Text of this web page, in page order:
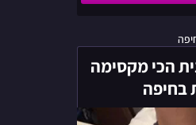
הכי מקסימה
בחיפה
קייט
-
הדוגמנית
הכי
מקסימה